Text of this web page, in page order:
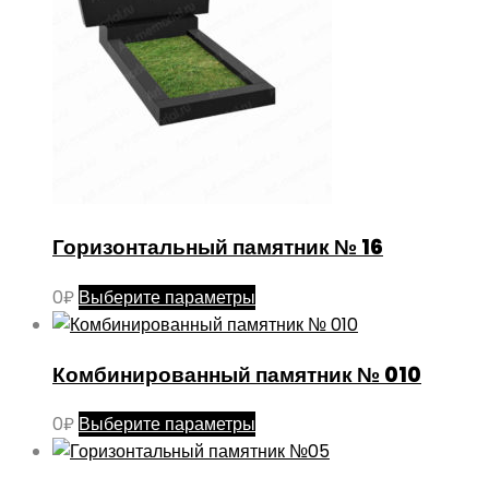
Горизонтальный памятник № 16
0₽ Выберите параметры
товар
несколько
вариаций.
Опции
можно
Комбинированный памятник № 010
0₽ Выберите параметры
товар